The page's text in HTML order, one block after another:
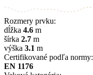
Rozmery prvku:
dĺžka 4.6 m
šírka 2.7 m
výška 3.1 m
Certifikované podľa normy:
EN 1176